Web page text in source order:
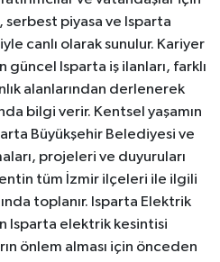
serbest piyasa ve Isparta
canlı olarak sunulur. Kariyer
güncel Isparta iş ilanları, farklı
alanlarından derlenerek
bilgi verir. Kentsel yaşamın
Büyükşehir Belediyesi ve
projeleri ve duyuruları
tüm İzmir ilçeleri ile ilgili
toplanır. Isparta Elektrik
Isparta elektrik kesintisi
önlem alması için önceden